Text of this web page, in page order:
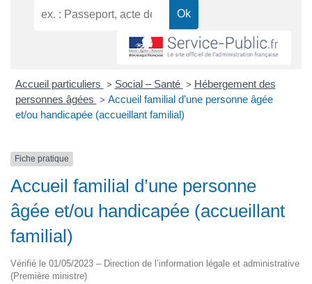
Accueil particuliers > Social – Santé > Hébergement des
personnes âgées > Accueil familial d’une personne âgée
et/ou handicapée (accueillant familial)
Fiche pratique
Accueil familial d’une personne
âgée et/ou handicapée (accueillant
familial)
Vérifié le 01/05/2023 – Direction de l’information légale et administrative
(Première ministre)